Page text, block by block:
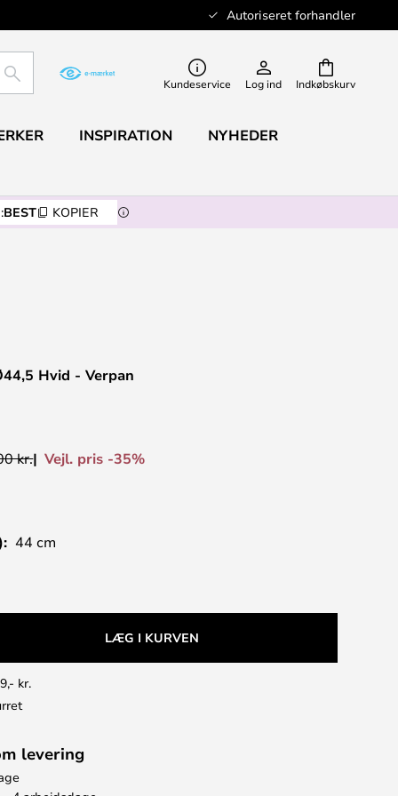
Autoriseret forhandler
Indkøbskurv
SØG Kundeservice Log ind
INSPIRATION NYHEDER
BEST KOPIER
Hvid - Verpan
kr. Vejl. pris -35%
44 cm
LÆG I KURVEN
kr.
levering